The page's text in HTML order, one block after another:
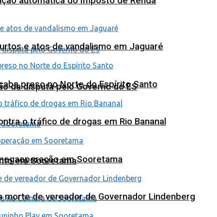
da disputa pelo Governo do ES
em Sooretama
e atos de vandalismo em Jaguaré
preso no Norte do Espírito Santo
o tráfico de drogas em Rio Bananal
em Sooretama
de vereador de Governador Lindenberg